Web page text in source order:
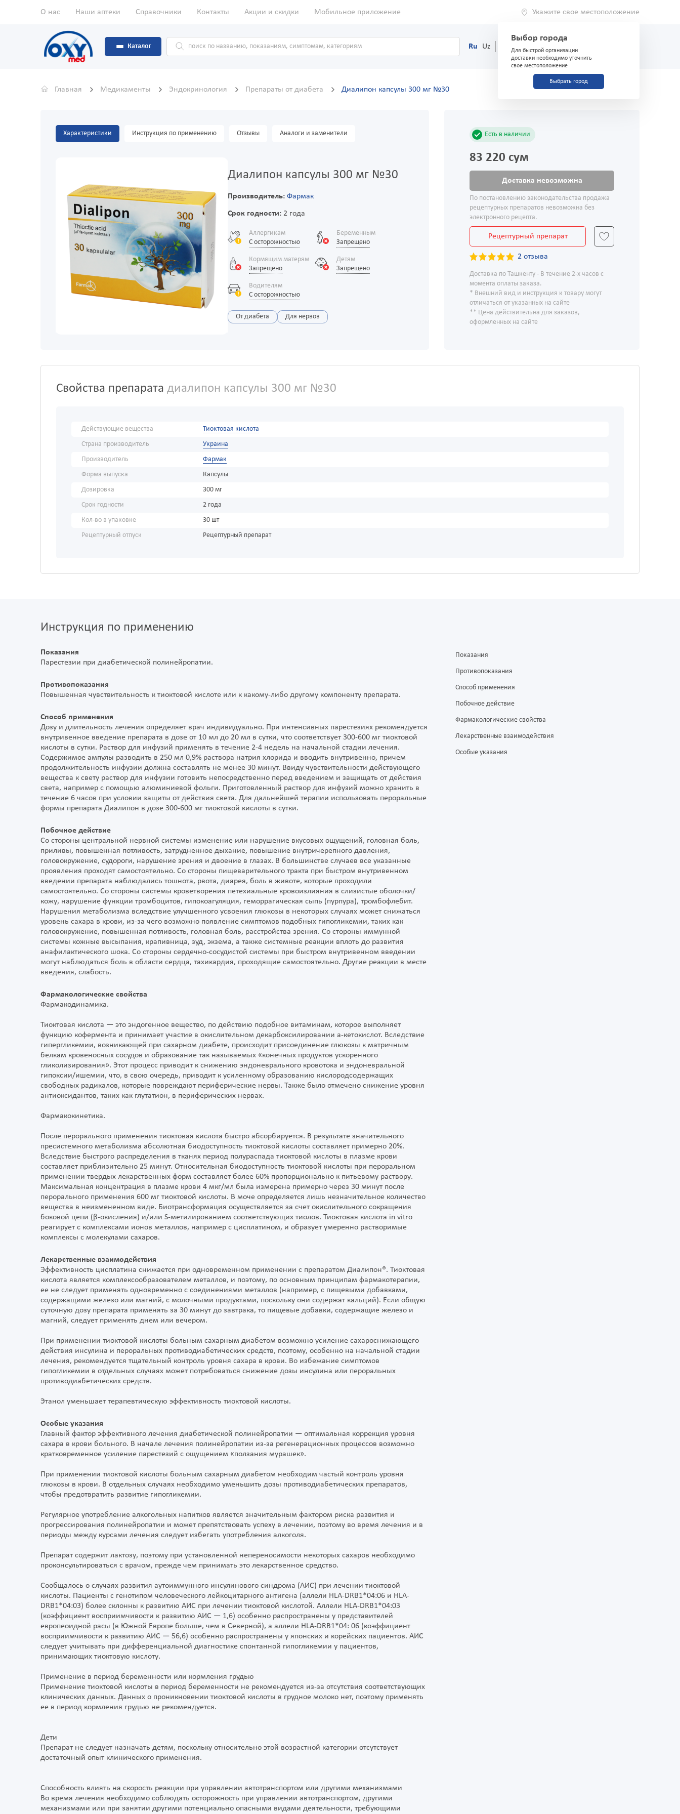
О нас Наши аптеки Справочники Контакты Акции и скидки Мобильное приложение Укажите свое местоположение
Выбор города
Для быстрой организации
доставки необходимо уточнить
свое местоположение
Выбрать город
Каталог Ru Uz (71) 200-03-03
Главная Медикаменты Эндокринология Препараты от диабета Диалипон капсулы 300 мг №30
Характеристики Инструкция по применению Отзывы Аналоги и заменители
Диалипон капсулы 300 мг №30
Производитель: Фармак
Срок годности:2 года
Аллергикам
С осторожностью
Беременным
Запрещено
Кормящим матерям
Запрещено
Детям
Запрещено
Водителям
С осторожностью
От диабета Для нервов
Есть в наличии
83 220 сум
Доставка невозможна
По постановлению законодательства продажа
рецептурных препаратов невозможна без
электронного рецепта.
Рецептурный препарат
2 отзыва
Доставка по Ташкенту - В течение 2-х часов с
момента оплаты заказа.
* Внешний вид и инструкция к товару могут
отличаться от указанных на сайте
** Цена действительна для заказов,
оформленных на сайте
Свойства препарата диалипон капсулы 300 мг №30
Действующие вещества
Тиоктовая кислота
Страна производитель
Украина
Производитель
Фармак
Форма выпуска
Капсулы
Дозировка
300 мг
Срок годности
2 года
Кол-во в упаковке
30 шт
Рецептурный отпуск
Рецептурный препарат
Инструкция по применению
Показания
Парестезии при диабетической полинейропатии.
Противопоказания
Повышенная чувствительность к тиоктовой кислоте или к какому-либо другому компоненту препарата.
Способ применения
Дозу и длительность лечения определяет врач индивидуально. При интенсивных парестезиях рекомендуется
внутривенное введение препарата в дозе от 10 мл до 20 мл в сутки, что соответствует 300-600 мг тиоктовой
кислоты в сутки. Раствор для инфузий применять в течение 2-4 недель на начальной стадии лечения.
Содержимое ампулы разводить в 250 мл 0,9% раствора натрия хлорида и вводить внутривенно, причем
продолжительность инфузии должна составлять не менее 30 минут. Ввиду чувствительности действующего
вещества к свету раствор для инфузии готовить непосредственно перед введением и защищать от действия
света, например с помощью алюминиевой фольги. Приготовленный раствор для инфузий можно хранить в
течение 6 часов при условии защиты от действия света. Для дальнейшей терапии использовать пероральные
формы препарата Диалипон в дозе 300-600 мг тиоктовой кислоты в сутки.
Побочное действие
Со стороны центральной нервной системы изменение или нарушение вкусовых ощущений, головная боль,
приливы, повышенная потливость, затрудненное дыхание, повышение внутричерепного давления,
головокружение, судороги, нарушение зрения и двоение в глазах. В большинстве случаев все указанные
проявления проходят самостоятельно. Со стороны пищеварительного тракта при быстром внутривенном
введении препарата наблюдались тошнота, рвота, диарея, боль в животе, которые проходили
самостоятельно. Со стороны системы кроветворения петехиальные кровоизлияния в слизистые оболочки/
кожу, нарушение функции тромбоцитов, гипокоагуляция, геморрагическая сыпь (пурпура), тромбофлебит.
Нарушения метаболизма вследствие улучшенного усвоения глюкозы в некоторых случаях может снижаться
уровень сахара в крови, из-за чего возможно появление симптомов подобных гипогликемии, таких как
головокружение, повышенная потливость, головная боль, расстройства зрения. Со стороны иммунной
системы кожные высыпания, крапивница, зуд, экзема, а также системные реакции вплоть до развития
анафилактического шока. Со стороны сердечно-сосудистой системы при быстром внутривенном введении
могут наблюдаться боль в области сердца, тахикардия, проходящие самостоятельно. Другие реакции в месте
введения, слабость.
Фармакологические свойства
Фармакодинамика.
Тиоктовая кислота — это эндогенное вещество, по действию подобное витаминам, которое выполняет
функцию кофермента и принимает участие в окислительном декарбоксилировании a-кетокислот. Вследствие
гипергликемии, возникающей при сахарном диабете, происходит присоединение глюкозы к матричным
белкам кровеносных сосудов и образование так называемых «конечных продуктов ускоренного
гликолизирования». Этот процесс приводит к снижению эндоневрального кровотока и эндоневральной
гипоксии/ишемии, что, в свою очередь, приводит к усиленному образованию кислородсодержащих
свободных радикалов, которые повреждают периферические нервы. Также было отмечено снижение уровня
антиоксидантов, таких как глутатион, в периферических нервах.
Фармакокинетика.
После перорального применения тиоктовая кислота быстро абсорбируется. В результате значительного
пресистемного метаболизма абсолютная биодоступность тиоктовой кислоты составляет примерно 20%.
Вследствие быстрого распределения в тканях период полураспада тиоктовой кислоты в плазме крови
составляет приблизительно 25 минут. Относительная биодоступность тиоктовой кислоты при пероральном
применении твердых лекарственных форм составляет более 60% пропорционально к питьевому раствору.
Максимальная концентрация в плазме крови 4 мкг/мл была измерена примерно через 30 минут после
перорального применения 600 мг тиоктовой кислоты. В моче определяется лишь незначительное количество
вещества в неизмененном виде. Биотрансформация осуществляется за счет окислительного сокращения
боковой цепи (β-окисления) и/или S-метилированием соответствующих тиолов. Тиоктовая кислота in vitro
реагирует с комплексами ионов металлов, например с цисплатином, и образует умеренно растворимые
комплексы с молекулами сахаров.
Лекарственные взаимодействия
Эффективность цисплатина снижается при одновременном применении с препаратом Диалипон®. Тиоктовая
кислота является комплексообразователем металлов, и поэтому, по основным принципам фармакотерапии,
ее не следует применять одновременно с соединениями металлов (например, с пищевыми добавками,
содержащими железо или магний, с молочными продуктами, поскольку они содержат кальций). Если общую
суточную дозу препарата применять за 30 минут до завтрака, то пищевые добавки, содержащие железо и
магний, следует применять днем или вечером.
При применении тиоктовой кислоты больным сахарным диабетом возможно усиление сахароснижающего
действия инсулина и пероральных противодиабетических средств, поэтому, особенно на начальной стадии
лечения, рекомендуется тщательный контроль уровня сахара в крови. Во избежание симптомов
гипогликемии в отдельных случаях может потребоваться снижение дозы инсулина или пероральных
противодиабетических средств.
Этанол уменьшает терапевтическую эффективность тиоктовой кислоты.
Особые указания
Главный фактор эффективного лечения диабетической полинейропатии — оптимальная коррекция уровня
сахара в крови больного. В начале лечения полинейропатии из-за регенерационных процессов возможно
кратковременное усиление парестезий с ощущением «ползания мурашек».
При применении тиоктовой кислоты больным сахарным диабетом необходим частый контроль уровня
глюкозы в крови. В отдельных случаях необходимо уменьшить дозы противодиабетических препаратов,
чтобы предотвратить развитие гипогликемии.
Регулярное употребление алкогольных напитков является значительным фактором риска развития и
прогрессирования полинейропатии и может препятствовать успеху в лечении, поэтому во время лечения и в
периоды между курсами лечения следует избегать употребления алкоголя.
Препарат содержит лактозу, поэтому при установленной непереносимости некоторых сахаров необходимо
проконсультироваться с врачом, прежде чем принимать это лекарственное средство.
Сообщалось о случаях развития аутоиммунного инсулинового синдрома (АИС) при лечении тиоктовой
кислоты. Пациенты с генотипом человеческого лейкоцитарного антигена (аллели HLA-DRB1*04:06 и HLA-
DRB1*04:03) более склонны к развитию АИС при лечении тиоктовой кислотой. Аллели HLA-DRB1*04:03
(коэффициент восприимчивости к развитию АИС — 1,6) особенно распространены у представителей
европеоидной расы (в Южной Европе больше, чем в Северной), а аллели HLA-DRB1*04: 06 (коэффициент
восприимчивости к развитию АИС — 56,6) особенно распространены у японских и корейских пациентов. АИС
следует учитывать при дифференциальной диагностике спонтанной гипогликемии у пациентов,
принимающих тиоктовую кислоту.
Применение в период беременности или кормления грудью
Применение тиоктовой кислоты в период беременности не рекомендуется из-за отсутствия соответствующих
клинических данных. Данных о проникновении тиоктовой кислоты в грудное молоко нет, поэтому применять
ее в период кормления грудью не рекомендуется.
Дети
Препарат не следует назначать детям, поскольку относительно этой возрастной категории отсутствует
достаточный опыт клинического применения.
Способность влиять на скорость реакции при управлении автотранспортом или другими механизмами
Во время лечения необходимо соблюдать осторожность при управлении автотранспортом, другими
механизмами или при занятии другими потенциально опасными видами деятельности, требующими
Показания
Противопоказания
Способ применения
Побочное действие
Фармакологические свойства
Лекарственные взаимодействия
Особые указания